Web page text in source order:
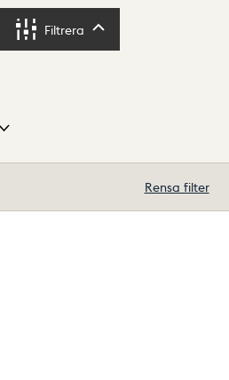
Filtrera
Rensa filter